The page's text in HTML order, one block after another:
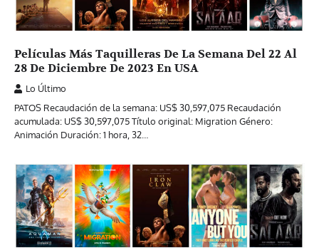
Películas Más Taquilleras De La Semana Del 22 Al
28 De Diciembre De 2023 En USA
Lo Último
PATOS Recaudación de la semana: US$ 30,597,075 Recaudación
acumulada: US$ 30,597,075 Título original: Migration Género:
Animación Duración: 1 hora, 32…